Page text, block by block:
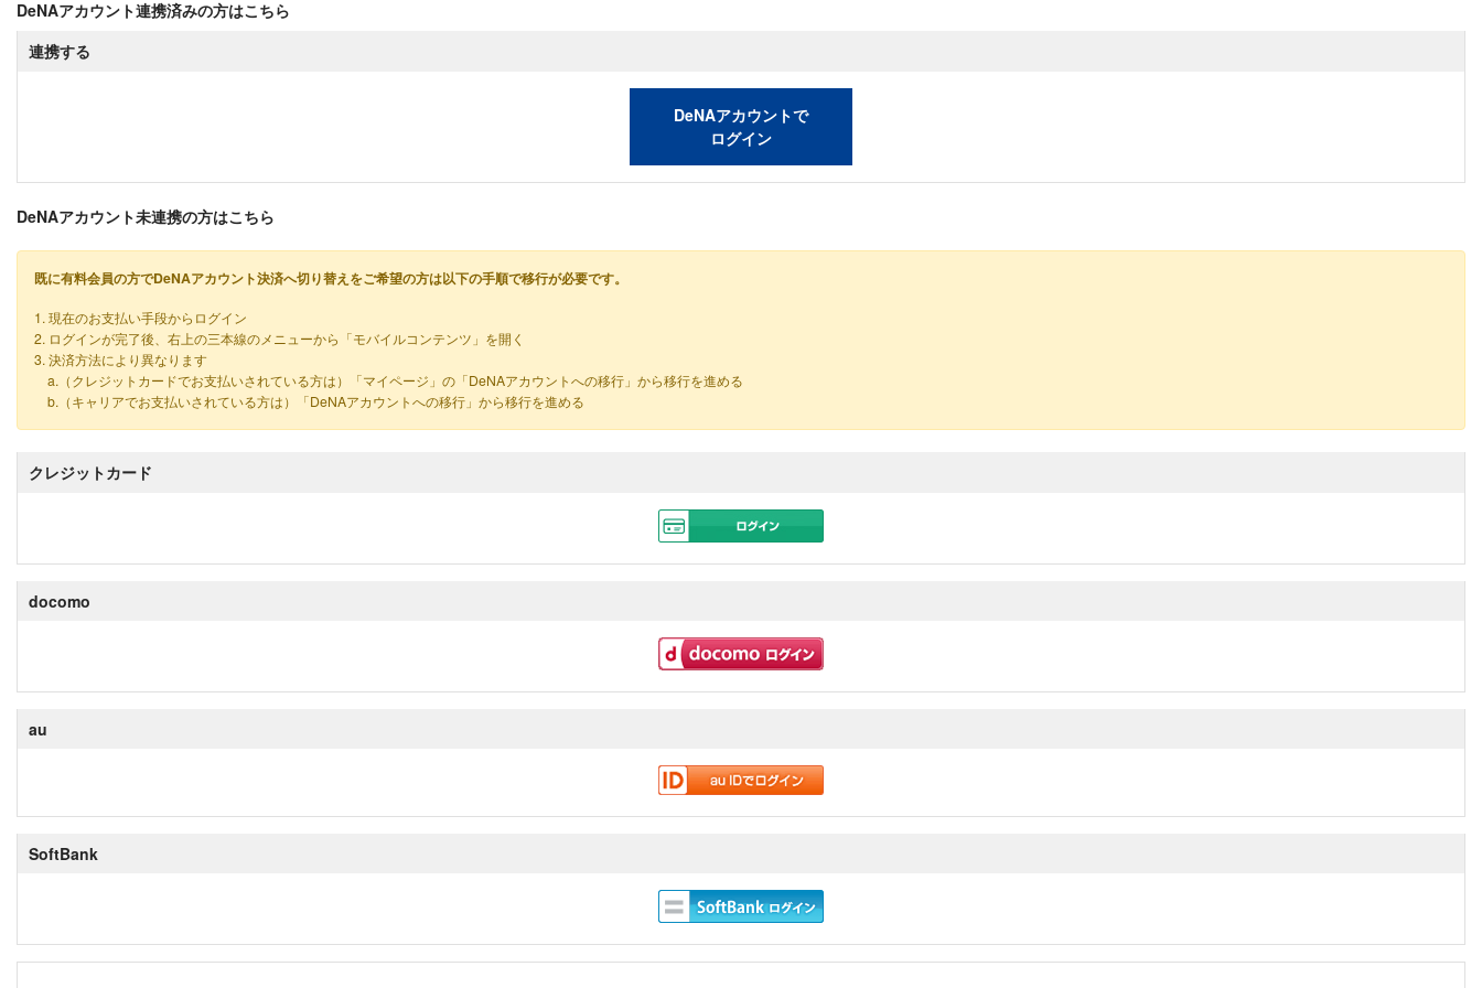
DeNAアカウント連携済みの方はこちら
連携する
DeNAアカウントで
ログイン
DeNAアカウント未連携の方はこちら
既に有料会員の方でDeNAアカウント決済へ切り替えをご希望の方は以下の手順で移行が必要です。
1. 現在のお支払い手段からログイン
2. ログインが完了後、右上の三本線のメニューから「モバイルコンテンツ」を開く
3. 決済方法により異なります
a.（クレジットカードでお支払いされている方は）「マイページ」の「DeNAアカウントへの移行」から移行を進める
b.（キャリアでお支払いされている方は）「DeNAアカウントへの移行」から移行を進める
クレジットカード
docomo
au
SoftBank